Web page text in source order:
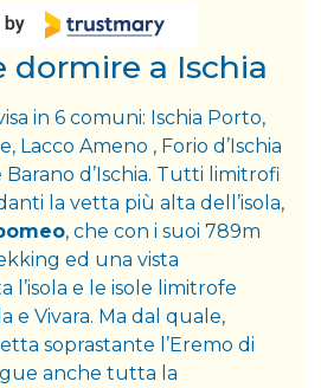
dormire a Ischia
in 6 comuni: Ischia Porto,
Lacco Ameno , Forio d’Ischia
Barano d’Ischia. Tutti limitrofi
la vetta più alta dell’isola,
, che con i suoi 789m
ed una vista
l’isola e le isole limitrofe
e Vivara. Ma dal quale,
soprastante l’Eremo di
anche tutta la